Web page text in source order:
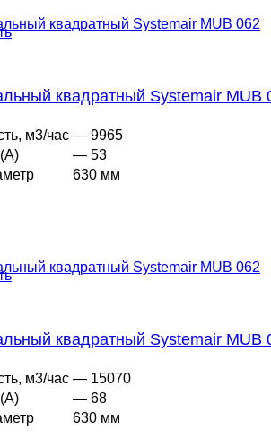
квадратный Systemair MUB
м3/час — 9965
— 53
630 мм
квадратный Systemair MUB
м3/час — 15070
— 68
630 мм